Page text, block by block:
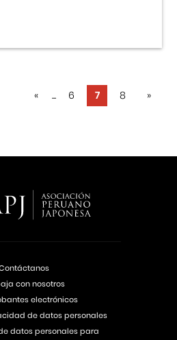
« ... 6 7 8 »
con nosotros
electrónicos
de datos personales
datos personales para